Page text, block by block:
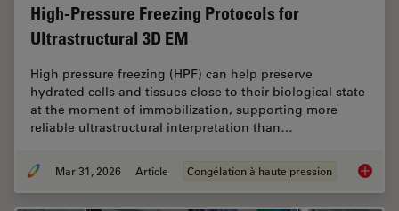
High-Pressure Freezing Protocols for
Ultrastructural 3D EM
High pressure freezing (HPF) can help preserve
hydrated cells and tissues close to their biological state
at the moment of immobilization, supporting more
reliable ultrastructural interpretation than…
Mar 31, 2026 Article Congélation à haute pression High-